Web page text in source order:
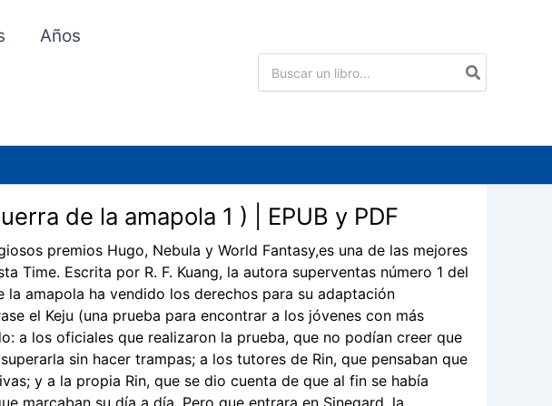
Años
por:
de la amapola 1 ) | EPUB y PDF
premios Hugo, Nebula y World Fantasy,es una de las mejores
Time. Escrita por R. F. Kuang, la autora superventas número 1 del
la amapola ha vendido los derechos para su adaptación
el Keju (una prueba para encontrar a los jóvenes con más
a los oficiales que realizaron la prueba, que no podían creer que
sin hacer trampas; a los tutores de Rin, que pensaban que
y a la propia Rin, que se dio cuenta de que al fin se había
marcaban su día a día. Pero que entrara en Sinegard, la